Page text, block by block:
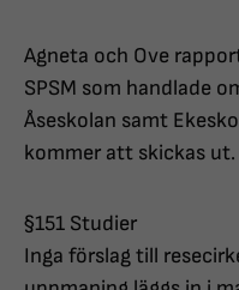
Agneta och Ove
SPSM som handlade
Åseskolan samt
kommer att skickas ut.
§151 Studier
Inga förslag till